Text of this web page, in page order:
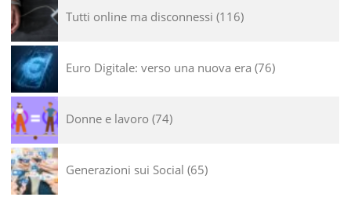
Tutti online ma disconnessi 116
Euro Digitale: verso una nuova era 76
Donne e lavoro 74
Generazioni sui Social 65